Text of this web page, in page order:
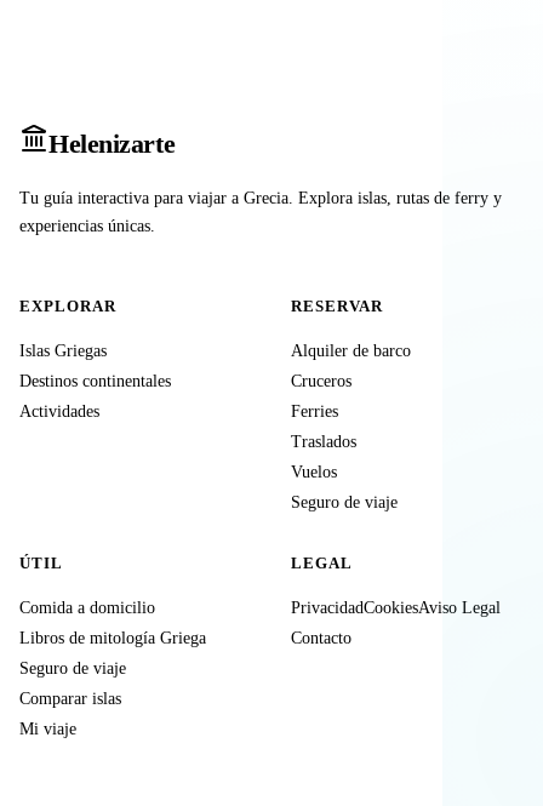
Helenizarte
Tu guía interactiva para viajar a Grecia. Explora islas, rutas de ferry y
experiencias únicas.
EXPLORAR
Islas Griegas
Destinos continentales
Actividades
RESERVAR
Alquiler de barco
Cruceros
Ferries
Traslados
Vuelos
Seguro de viaje
ÚTIL
Comida a domicilio
Libros de mitología Griega
Seguro de viaje
Comparar islas
Mi viaje
LEGAL
PrivacidadCookiesAviso Legal
Contacto